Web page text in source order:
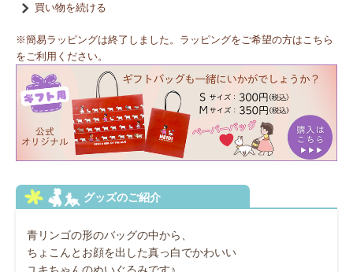
買い物を続ける
※簡易ラッピングは終了しました。ラッピングをご希望の方はこちら
をご利用ください。
青リンゴの形のバッグの中から、
ちょこんとお顔を出した真っ白でかわいい
ユキちゃんのぬいぐるみです♪